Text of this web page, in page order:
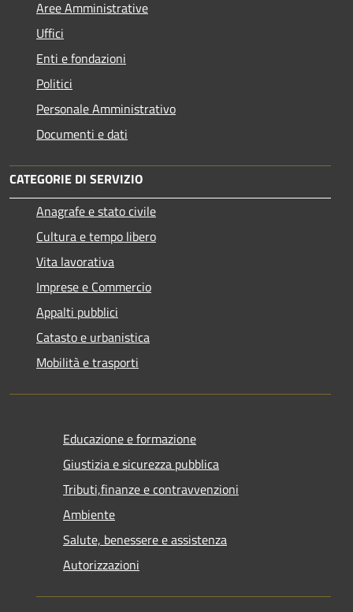
Aree Amministrative
Uffici
Enti e fondazioni
Politici
Personale Amministrativo
Documenti e dati
CATEGORIE DI SERVIZIO
Anagrafe e stato civile
Cultura e tempo libero
Vita lavorativa
Imprese e Commercio
Appalti pubblici
Catasto e urbanistica
Mobilità e trasporti
Educazione e formazione
Giustizia e sicurezza pubblica
Tributi,finanze e contravvenzioni
Ambiente
Salute, benessere e assistenza
Autorizzazioni